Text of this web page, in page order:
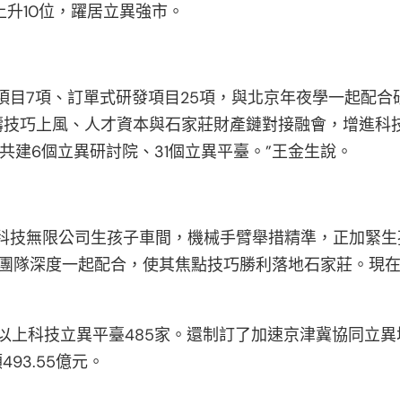
10位，躍居立異強市。
7項、訂單式研發項目25項，與北京年夜學一起配合
巧上風、人才資本與石家莊財產鏈對接融會，增進
6個立異研討院、31個立異平臺。”王金生說。
無限公司生孩子車間，機械手臂舉措精準，正加緊
深度一起配合，使其焦點技巧勝利落地石家莊。現
科技立異平臺485家。還制訂了加速京津冀協同立
億元。